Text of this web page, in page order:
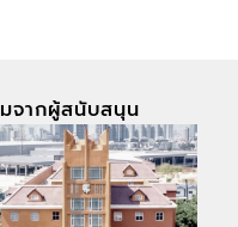
จากผู้สนับสนุน